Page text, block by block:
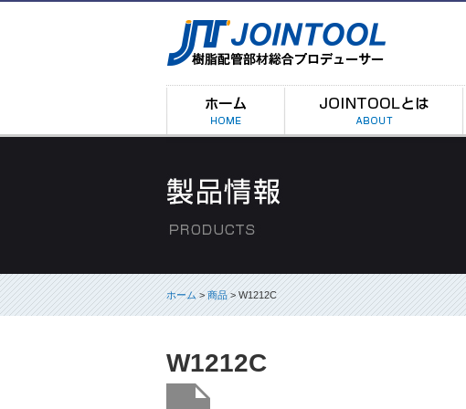
ホーム>商品> W1212C
W1212C